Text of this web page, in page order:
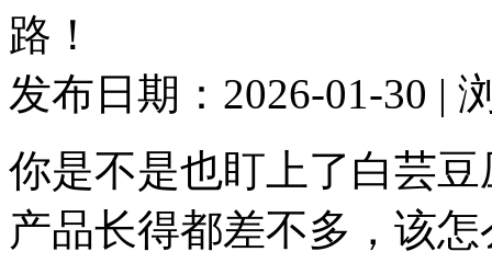
路！
发布日期：2026-01-30 |
你是不是也盯上了白芸
产品长得都差不多，该